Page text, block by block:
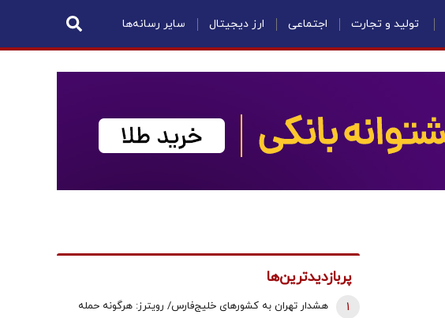
تولید و تجارت اجتماعی ارز دیجیتال سایر رسانه‌ها
پربازدیدترین‌ها
هشدار تهران به کشورهای خلیج‌فارس/ رویترز: هرگونه حمله
1